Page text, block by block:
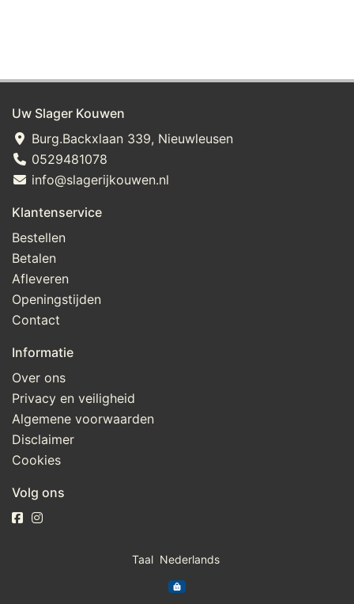
Uw Slager Kouwen
Burg.Backxlaan 339, Nieuwleusen
0529481078
info@slagerijkouwen.nl
Klantenservice
Bestellen
Betalen
Afleveren
Openingstijden
Contact
Informatie
Over ons
Privacy en veiligheid
Algemene voorwaarden
Disclaimer
Cookies
Volg ons
Taal